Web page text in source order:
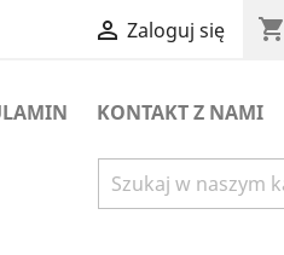
 Zaloguj się shopping_cart
KONTAKT Z NAMI